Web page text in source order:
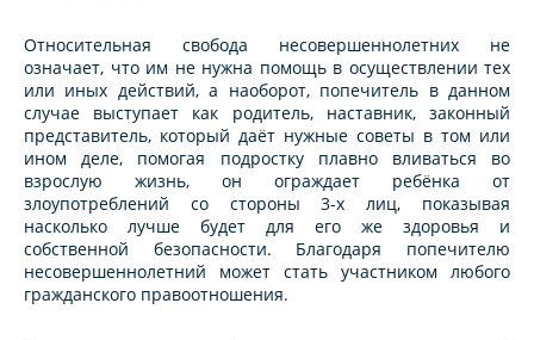
Относительная свобода несовершеннолетних не
означает, что им не нужна помощь в осуществлении тех
или иных действий, а наоборот, попечитель в данном
случае выступает как родитель, наставник, законный
представитель, который даёт нужные советы в том или
ином деле, помогая подростку плавно вливаться во
взрослую жизнь, он ограждает ребёнка от
злоупотреблений со стороны 3-х лиц, показывая
насколько лучше будет для его же здоровья и
собственной безопасности. Благодаря попечителю
несовершеннолетний может стать участником любого
гражданского правоотношения.